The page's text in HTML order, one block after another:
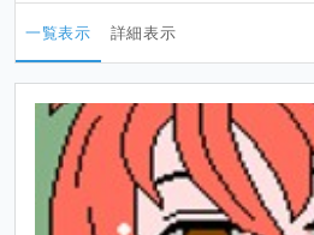
一覧表示 詳細表示